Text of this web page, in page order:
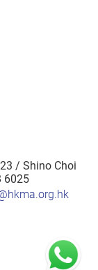
/ Shino Choi
6025